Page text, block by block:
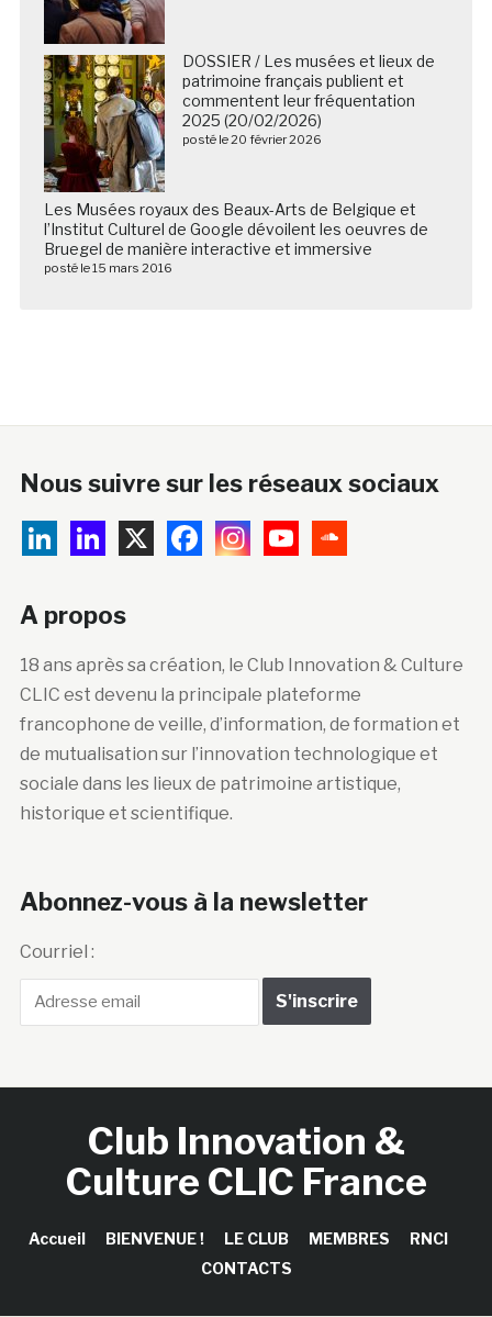
DOSSIER / Les musées et lieux de
patrimoine français publient et
commentent leur fréquentation
2025 (20/02/2026)
posté le 20 février 2026
Les Musées royaux des Beaux-Arts de Belgique et
l’Institut Culturel de Google dévoilent les oeuvres de
Bruegel de manière interactive et immersive
posté le 15 mars 2016
Nous suivre sur les réseaux sociaux
A propos
18 ans après sa création, le Club Innovation & Culture
CLIC est devenu la principale plateforme
francophone de veille, d’information, de formation et
de mutualisation sur l’innovation technologique et
sociale dans les lieux de patrimoine artistique,
historique et scientifique.
Abonnez-vous à la newsletter
Courriel :
Club Innovation &
Culture CLIC France
Accueil BIENVENUE ! LE CLUB MEMBRES
RNCI
CONTACTS